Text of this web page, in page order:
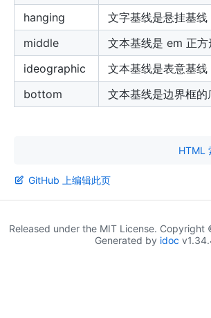
hanging
文字基线是悬挂基线
middle
文本基线是 em 正方
ideographic
文本基线是表意基线
bottom
文本基线是边界框的
HTML
GitHub 上编辑此页
Released under the MIT License. Copyright
Generated by idoc